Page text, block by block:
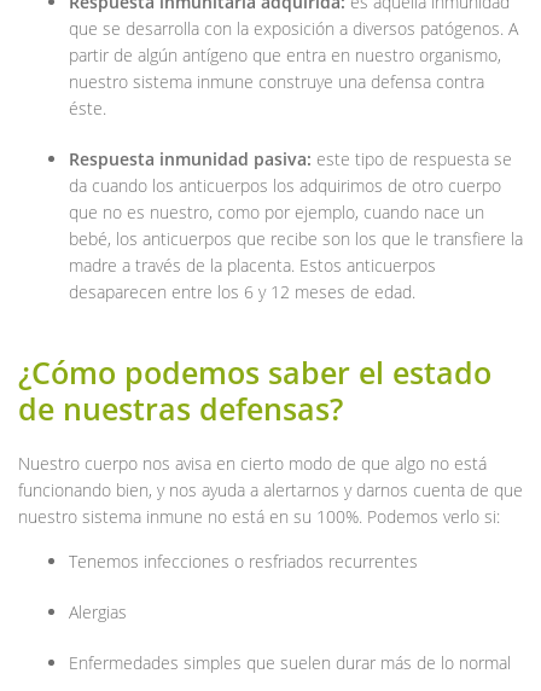
que se desarrolla con la exposición a diversos patógenos. A
partir de algún antígeno que entra en nuestro organismo,
nuestro sistema inmune construye una defensa contra
éste.
Respuesta inmunidad pasiva: este tipo de respuesta se
da cuando los anticuerpos los adquirimos de otro cuerpo
que no es nuestro, como por ejemplo, cuando nace un
bebé, los anticuerpos que recibe son los que le transfiere la
madre a través de la placenta. Estos anticuerpos
desaparecen entre los 6 y 12 meses de edad.
¿Cómo podemos saber el estado
de nuestras defensas?
Nuestro cuerpo nos avisa en cierto modo de que algo no está
funcionando bien, y nos ayuda a alertarnos y darnos cuenta de que
nuestro sistema inmune no está en su 100%. Podemos verlo si:
Tenemos infecciones o resfriados recurrentes
Alergias
Enfermedades simples que suelen durar más de lo normal